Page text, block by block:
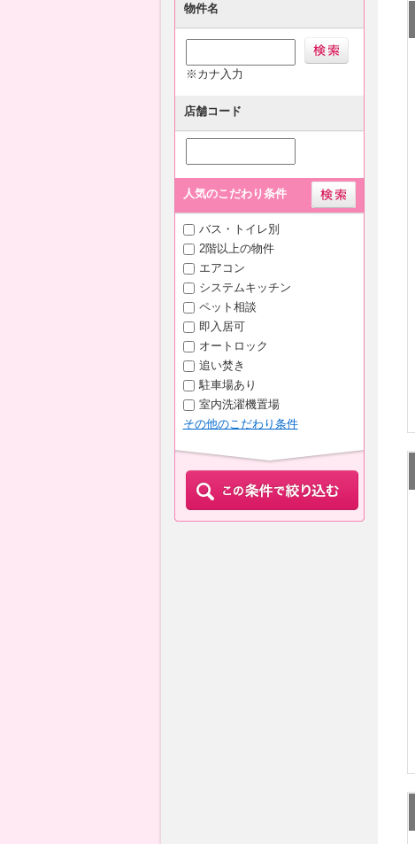
物件名
※カナ入力
店舗コード
人気のこだわり条件
バス・トイレ別
2階以上の物件
エアコン
システムキッチン
ペット相談
即入居可
オートロック
追い焚き
駐車場あり
室内洗濯機置場
その他のこだわり条件